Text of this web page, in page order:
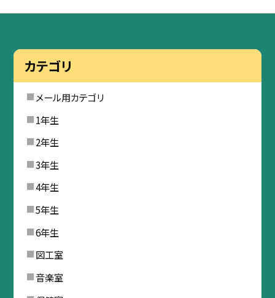
カテゴリ
メール用カテゴリ
1年生
2年生
3年生
4年生
5年生
6年生
図工室
音楽室